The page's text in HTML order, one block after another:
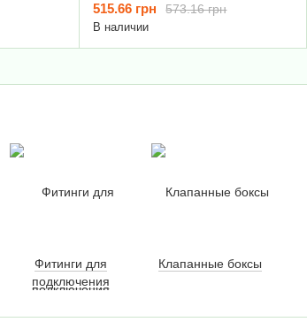
573.16 грн
515.66 грн
В наличии
Фитинги для
подключения
Клапанные боксы